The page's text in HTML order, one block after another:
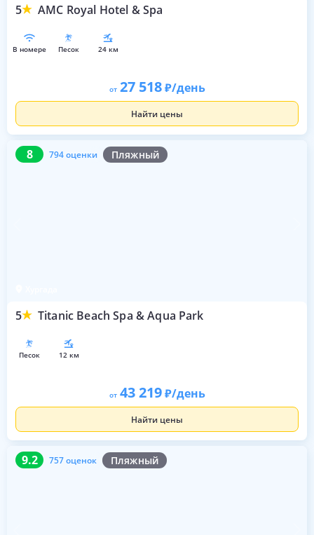
5 AMC Royal Hotel & Spa
в номере песок 24 км
от 27 518 /день
Найти цены
8 794 оценки Пляжный
5 Titanic Beach Spa & Aqua Park
8 794 оценки
песок 12 км
от 43 219 /день
Найти цены
9.2 757 оценок Пляжный
9.2 757 оценок